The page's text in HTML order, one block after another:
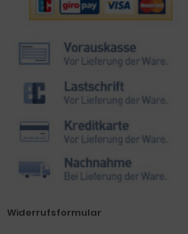
Widerrufsformular